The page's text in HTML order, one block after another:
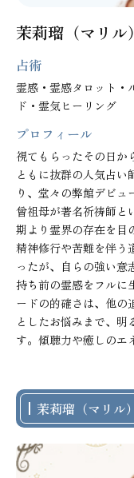
茉莉瑠（マリル）
占術
霊感・霊感タロット・
ド・霊気ヒーリング
プロフィール
視てもらったその日か
ともに抜群の人気占い
り、堂々の弊館デビュ
曾祖母が著名祈祷師と
期より霊界の存在を目
精神修行や苦難を伴う
ったが、自らの強い意
持ち前の霊感をフルに
ードの的確さは、他の
としたお悩みまで、明
す。傾聴力や癒しのエ
茉莉瑠（マリル